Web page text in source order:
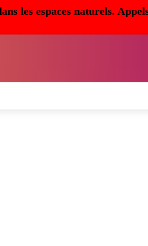
les espaces naturels.